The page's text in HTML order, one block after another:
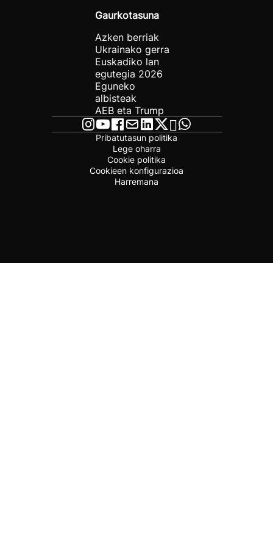
Gaurkotasuna
Azken berriak
Ukrainako gerra
Euskadiko lan
egutegia 2026
Eguneko
albisteak
AEB eta Trump
Pribatutasun politika
Lege oharra
Cookie politika
Cookieen konfigurazioa
Harremana